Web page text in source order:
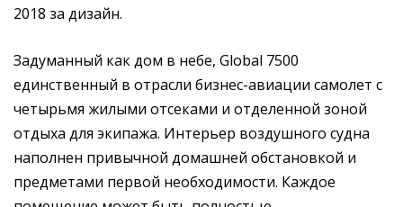
2018 за дизайн.
Задуманный как дом в небе, Global 7500
единственный в отрасли бизнес-авиации самолет с
четырьмя жилыми отсеками и отделенной зоной
отдыха для экипажа. Интерьер воздушного судна
наполнен привычной домашней обстановкой и
предметами первой необходимости. Каждое